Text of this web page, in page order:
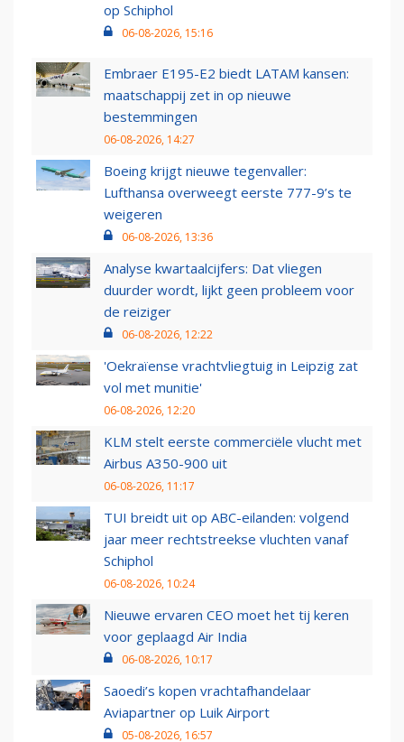
op Schiphol
06-08-2026, 15:16
Embraer E195-E2 biedt LATAM kansen:
maatschappij zet in op nieuwe
bestemmingen
06-08-2026, 14:27
Boeing krijgt nieuwe tegenvaller:
Lufthansa overweegt eerste 777-9’s te
weigeren
06-08-2026, 13:36
Analyse kwartaalcijfers: Dat vliegen
duurder wordt, lijkt geen probleem voor
de reiziger
06-08-2026, 12:22
'Oekraïense vrachtvliegtuig in Leipzig zat
vol met munitie'
06-08-2026, 12:20
KLM stelt eerste commerciële vlucht met
Airbus A350-900 uit
06-08-2026, 11:17
TUI breidt uit op ABC-eilanden: volgend
jaar meer rechtstreekse vluchten vanaf
Schiphol
06-08-2026, 10:24
Nieuwe ervaren CEO moet het tij keren
voor geplaagd Air India
06-08-2026, 10:17
Saoedi’s kopen vrachtafhandelaar
Aviapartner op Luik Airport
05-08-2026, 16:57